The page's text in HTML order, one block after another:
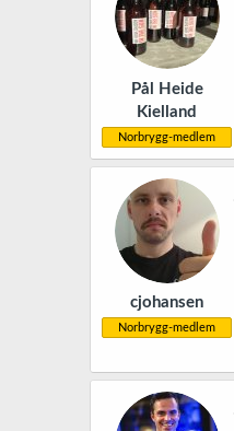
a
t
o
Pål Heide
Kielland
Norbrygg-medlem
cjohansen
Norbrygg-medlem